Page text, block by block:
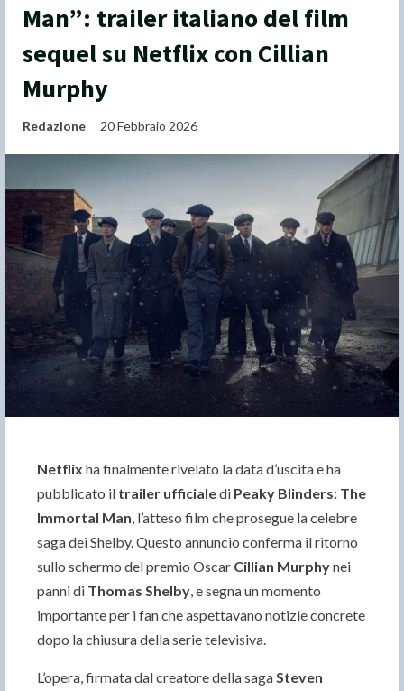
Man”: trailer italiano del film
sequel su Netflix con Cillian
Murphy
Redazione 20 Febbraio 2026
Netflix ha finalmente rivelato la data d’uscita e ha
pubblicato il trailer ufficialedi Peaky Blinders: The
Immortal Man, l’atteso film che prosegue la celebre
saga dei Shelby. Questo annuncio conferma il ritorno
sullo schermo del premio Oscar Cillian Murphynei
panni di Thomas Shelby, e segna un momento
importante per i fan che aspettavano notizie concrete
dopo la chiusura della serie televisiva.
L’opera, firmata dal creatore della sagaSteven